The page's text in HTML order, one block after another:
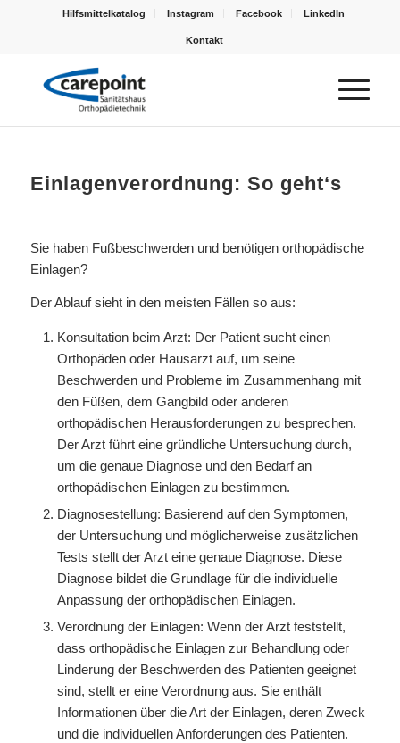
Hilfsmittelkatalog Instagram Facebook LinkedIn
Kontakt
Einlagenverordnung: So geht‘s
Sie haben Fußbeschwerden und benötigen orthopädische
Einlagen?
Der Ablauf sieht in den meisten Fällen so aus:
Konsultation beim Arzt: Der Patient sucht einen
Orthopäden oder Hausarzt auf, um seine
Beschwerden und Probleme im Zusammenhang mit
den Füßen, dem Gangbild oder anderen
orthopädischen Herausforderungen zu besprechen.
Der Arzt führt eine gründliche Untersuchung durch,
um die genaue Diagnose und den Bedarf an
orthopädischen Einlagen zu bestimmen.
Diagnosestellung: Basierend auf den Symptomen,
der Untersuchung und möglicherweise zusätzlichen
Tests stellt der Arzt eine genaue Diagnose. Diese
Diagnose bildet die Grundlage für die individuelle
Anpassung der orthopädischen Einlagen.
Verordnung der Einlagen: Wenn der Arzt feststellt,
dass orthopädische Einlagen zur Behandlung oder
Linderung der Beschwerden des Patienten geeignet
sind, stellt er eine Verordnung aus. Sie enthält
Informationen über die Art der Einlagen, deren Zweck
und die individuellen Anforderungen des Patienten.